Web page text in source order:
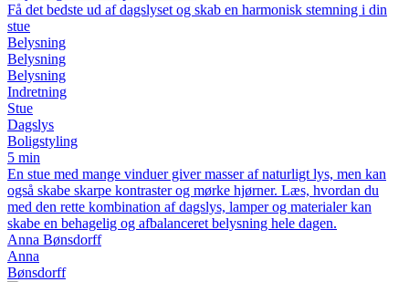
Få det bedste ud af dagslyset og skab en harmonisk stemning i din
stue
Belysning
Belysning
Belysning
Indretning
Stue
Dagslys
Boligstyling
5 min
En stue med mange vinduer giver masser af naturligt lys, men kan
også skabe skarpe kontraster og mørke hjørner. Læs, hvordan du
med den rette kombination af dagslys, lamper og materialer kan
skabe en behagelig og afbalanceret belysning hele dagen.
Anna Bønsdorff
Anna
Bønsdorff